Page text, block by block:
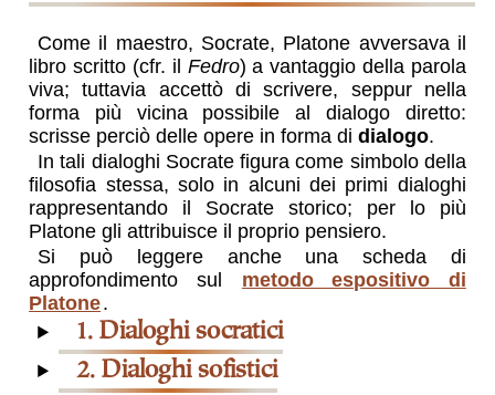
Come il maestro, Socrate, Platone avversava il
libro scritto (cfr. il Fedro) a vantaggio della parola
viva; tuttavia accettò di scrivere, seppur nella
forma più vicina possibile al dialogo diretto:
scrisse perciò delle opere in forma didialogo.
In tali dialoghi Socrate figura come simbolo della
filosofia stessa, solo in alcuni dei primi dialoghi
rappresentando il Socrate storico; per lo più
Platone gli attribuisce il proprio pensiero.
Si può leggere anche una scheda di
approfondimento sul
metodo espositivo di
Platone.
1. Dialoghi socratici
2. Dialoghi sofistici